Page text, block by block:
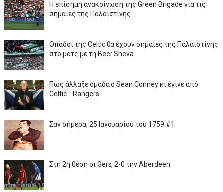
Η επίσημη ανακοίνωση της Green Brigade για τις
σημαίες της Παλαιστίνης
Οπαδοί της Celtic θα έχουν σημαίες της Παλαιστίνης
στο ματς με τη Beer Sheva
Πως άλλαξε ομάδα ο Sean Conney κι έγινε από
Celtic... Rangers
Σαν σήμερα, 25 Ιανουαρίου του 1759 #1
Στη 2η θέση οι Gers, 2-0 την Aberdeen